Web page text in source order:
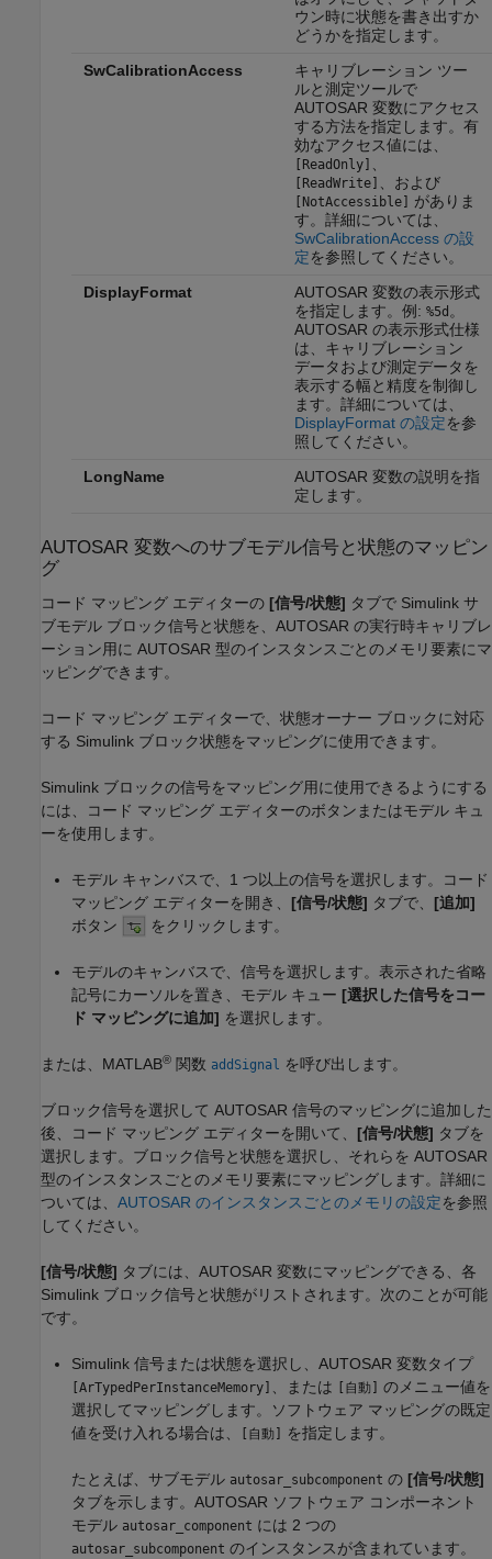
ウン時に状態を書き出すか
どうかを指定します。
SwCalibrationAccess
キャリブレーション ツー
ルと測定ツールで
AUTOSAR 変数にアクセス
する方法を指定します。有
効なアクセス値には、
[ReadOnly] 、
[ReadWrite] 、および
[NotAccessible]
がありま
す。詳細については、
SwCalibrationAccess の設
定を参照してください。
DisplayFormat
AUTOSAR 変数の表示形式
を指定します。例: %5d 。
AUTOSAR の表示形式仕様
は、キャリブレーション
データおよび測定データを
表示する幅と精度を制御し
ます。詳細については、
DisplayFormat の設定を参
照してください。
LongName
AUTOSAR 変数の説明を指
定します。
AUTOSAR 変数へのサブモデル信号と状態のマッピン
グ
コード マッピング エディターの [信号/状態] タブで Simulink サ
ブモデル ブロック信号と状態を、AUTOSAR の実行時キャリブレ
ーション用に AUTOSAR 型のインスタンスごとのメモリ要素にマ
ッピングできます。
コード マッピング エディターで、状態オーナー ブロックに対応
する Simulink ブロック状態をマッピングに使用できます。
Simulink ブロックの信号をマッピング用に使用できるようにする
には、コード マッピング エディターのボタンまたはモデル キュ
ーを使用します。
モデル キャンバスで、1 つ以上の信号を選択します。コード
マッピング エディターを開き、 [信号/状態] タブで、 [追加]
ボタン
をクリックします。
モデルのキャンバスで、信号を選択します。表示された省略
記号にカーソルを置き、モデル キュー [選択した信号をコー
ド マッピングに追加] を選択します。
または、MATLAB® 関数 addSignal を呼び出します。
ブロック信号を選択して AUTOSAR 信号のマッピングに追加した
後、コード マッピング エディターを開いて、 [信号/状態] タブを
選択します。ブロック信号と状態を選択し、それらを AUTOSAR
型のインスタンスごとのメモリ要素にマッピングします。詳細に
ついては、 AUTOSAR のインスタンスごとのメモリの設定を参照
してください。
[信号/状態] タブには、AUTOSAR 変数にマッピングできる、各
Simulink ブロック信号と状態がリストされます。次のことが可能
です。
Simulink 信号または状態を選択し、AUTOSAR 変数タイプ
[ArTypedPerInstanceMemory] 、または [自動]
のメニュー値を
選択してマッピングします。ソフトウェア マッピングの既定
値を受け入れる場合は、
[自動] を指定します。
たとえば、サブモデル autosar_subcomponent の [信号/状態]
タブを示します。AUTOSAR ソフトウェア コンポーネント
モデル autosar_component には 2 つの
autosar_subcomponent のインスタンスが含まれています。